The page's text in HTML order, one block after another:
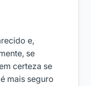
e,
se
certeza se
mais seguro